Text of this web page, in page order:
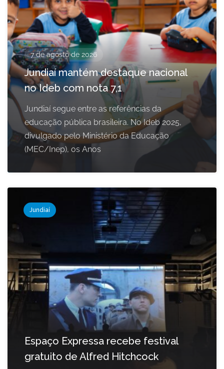
7 de agosto de 2026
Jundiaí mantém destaque nacional
no Ideb com nota 7,1
Jundiaí segue entre as referências da
educação pública brasileira. No Ideb 2025,
divulgado pelo Ministério da Educação
(MEC/Inep), os Anos
Jundiaí
Espaço Expressa recebe festival
gratuito de Alfred Hitchcock